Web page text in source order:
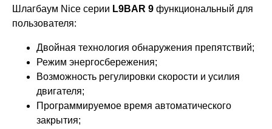
Шлагбаум Nice серии L9BAR 9 функциональный для
пользователя:
Двойная технология обнаружения препятствий;
Режим энергосбережения;
Возможность регулировки скорости и усилия
двигателя;
Программируемое время автоматического
закрытия;